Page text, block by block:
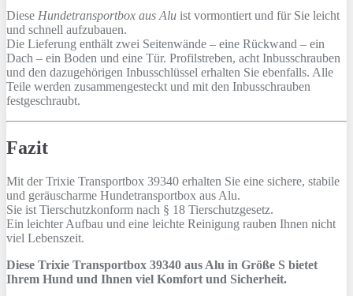
Diese Hundetransportbox aus Alu ist vormontiert und für Sie leicht
und schnell aufzubauen.
Die Lieferung enthält zwei Seitenwände – eine Rückwand – ein
Dach – ein Boden und eine Tür. Profilstreben, acht Inbusschrauben
und den dazugehörigen Inbusschlüssel erhalten Sie ebenfalls. Alle
Teile werden zusammengesteckt und mit den Inbusschrauben
festgeschraubt.
Fazit
Mit der Trixie Transportbox 39340 erhalten Sie eine sichere, stabile
und geräuscharme Hundetransportbox aus Alu.
Sie ist Tierschutzkonform nach § 18 Tierschutzgesetz.
Ein leichter Aufbau und eine leichte Reinigung rauben Ihnen nicht
viel Lebenszeit.
Diese Trixie Transportbox 39340 aus Alu in Größe S bietet
Ihrem Hund und Ihnen viel Komfort und Sicherheit.